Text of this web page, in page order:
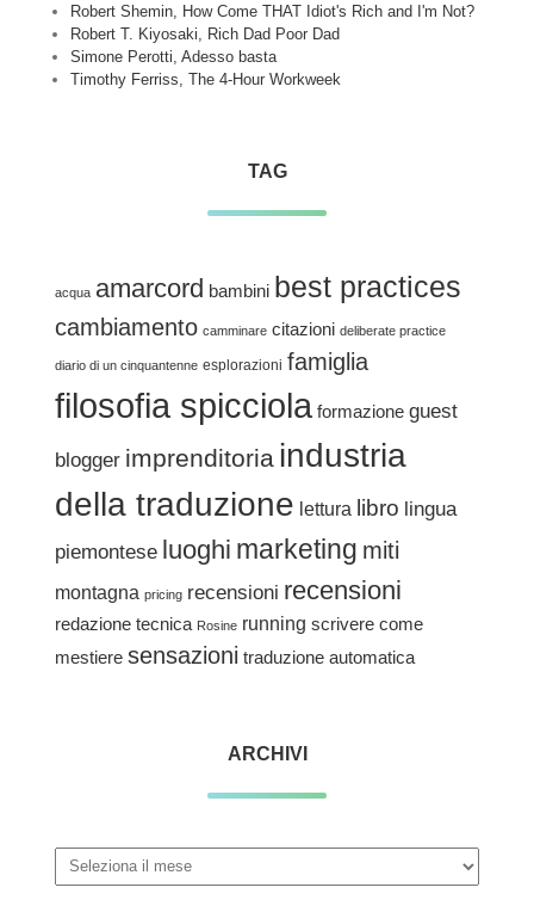
Robert Shemin, How Come THAT Idiot's Rich and I'm Not?
Robert T. Kiyosaki, Rich Dad Poor Dad
Simone Perotti, Adesso basta
Timothy Ferriss, The 4-Hour Workweek
TAG
acqua amarcord bambini best practices
cambiamento camminare citazioni deliberate practice
diario di un cinquantenne esplorazioni famiglia
filosofia spicciola formazione guest
blogger imprenditoria industria
della traduzione lettura libro lingua
piemontese luoghi marketing miti
montagna pricing recensioni recensioni
redazione tecnica Rosine running scrivere come
mestiere sensazioni traduzione automatica
ARCHIVI
Archivi